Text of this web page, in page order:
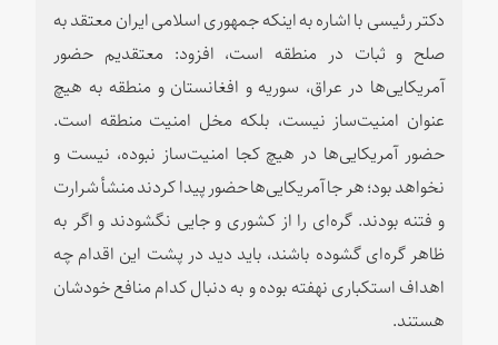
دکتر رئیسی با اشاره به اینکه جمهوری اسلامی ایران معتقد به
صلح و ثبات در منطقه است، افزود: معتقدیم حضور
آمریکایی‌ها در عراق، سوریه و افغانستان و منطقه به هیچ
عنوان امنیت‌ساز نیست، بلکه مخل امنیت منطقه است.
حضور آمریکایی‌ها در هیچ کجا امنیت‌ساز نبوده، نیست و
نخواهد بود؛ هر جا آمریکایی‌ها حضور پیدا کردند منشأ شرارت
و فتنه بودند. گره‌ای را از کشوری و جایی نگشودند و اگر به
ظاهر گره‌ای گشوده باشند، باید دید در پشت این اقدام چه
اهداف استکباری نهفته بوده و به دنبال کدام منافع خودشان
هستند.